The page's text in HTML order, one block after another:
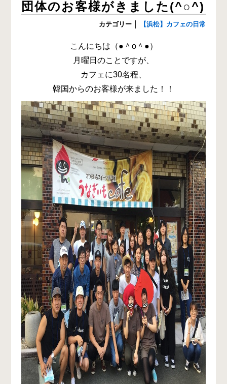
団体のお客様がきました(^○^)
カテゴリー 【浜松】カフェの日常
こんにちは（●＾o＾●）
月曜日のことですが、
カフェに30名程、
韓国からのお客様が来ました！！